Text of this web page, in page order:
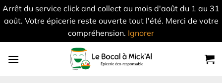
Arrêt du service click and collect au mois d'août du 1 au 31
août. Votre épicerie reste ouverte tout l'été. Merci de votre
compréhension. Ignorer